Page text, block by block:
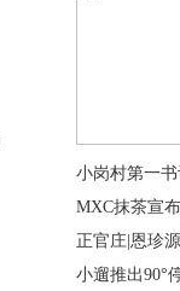
小岗村第一
MXC抹茶宣
正官庄|恩珍
小遛推出90°